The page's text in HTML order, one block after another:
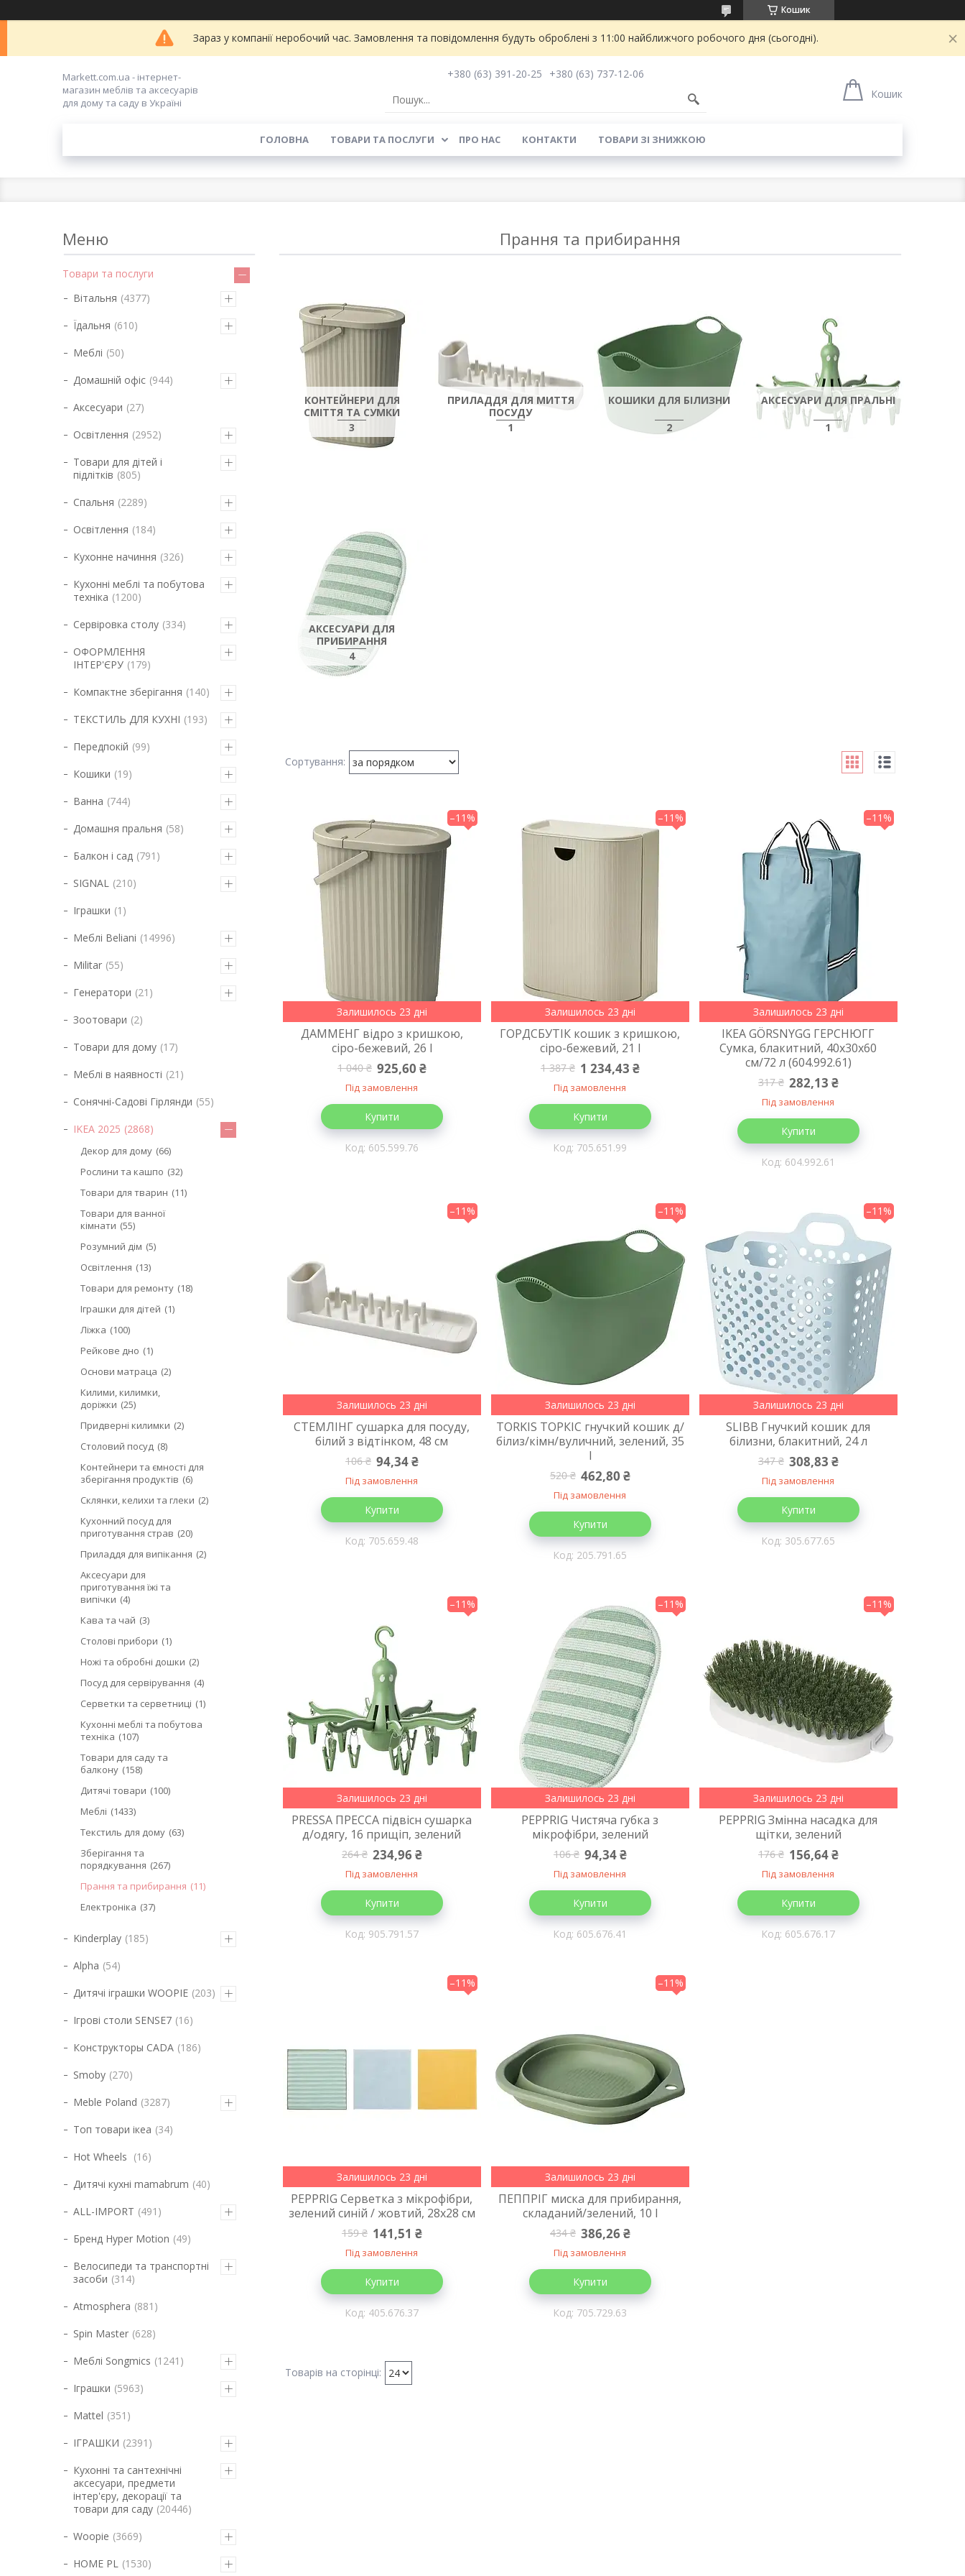
Кошик
Зараз у компанії неробочий час. Замовлення та повідомлення будуть оброблені з 11:00 найближчого робочого дня (сьогодні).
Markett.com.ua - інтернет-
магазин меблів та аксесуарів
для дому та саду в Україні
+380 (63) 391-20-25
+380 (63) 737-12-06
Кошик
ГОЛОВНА ТОВАРИ ТА ПОСЛУГИ ПРО НАС КОНТАКТИ ТОВАРИ ЗІ ЗНИЖКОЮ
Прання та прибирання
КОНТЕЙНЕРИ ДЛЯ
СМІТТЯ ТА СУМКИ
3
ПРИЛАДДЯ ДЛЯ МИТТЯ
ПОСУДУ
1
КОШИКИ ДЛЯ БІЛИЗНИ
2
АКСЕСУАРИ ДЛЯ ПРАЛЬНІ
1
АКСЕСУАРИ ДЛЯ
ПРИБИРАННЯ
4
–11%
Залишилось 23 дні
ДАММЕНГ відро з кришкою,
сіро-бежевий, 26 l
1 040 ₴ 925,60 ₴
Під замовлення
Купити
605.599.76
–11%
Залишилось 23 дні
ГОРДСБУТІК кошик з кришкою,
сіро-бежевий, 21 l
1 387 ₴ 1 234,43 ₴
Під замовлення
Купити
705.651.99
–11%
Залишилось 23 дні
IKEA GÖRSNYGG ГЕРСНЮГГ
Сумка, блакитний, 40x30x60
cм/72 л (604.992.61)
317 ₴ 282,13 ₴
Під замовлення
Купити
604.992.61
–11%
Залишилось 23 дні
СТЕМЛІНГ сушарка для посуду,
білий з відтінком, 48 см
106 ₴ 94,34 ₴
Під замовлення
Купити
705.659.48
–11%
Залишилось 23 дні
TORKIS ТОРКІС гнучкий кошик д/
білиз/кімн/вуличний, зелений, 35
l
520 ₴ 462,80 ₴
Під замовлення
Купити
205.791.65
–11%
Залишилось 23 дні
SLIBB Гнучкий кошик для
білизни, блакитний, 24 л
347 ₴ 308,83 ₴
Під замовлення
Купити
305.677.65
–11%
Залишилось 23 дні
PRESSA ПРЕССА підвісн сушарка
д/одягу, 16 прищіп, зелений
264 ₴ 234,96 ₴
Під замовлення
Купити
905.791.57
–11%
Залишилось 23 дні
PEPPRIG Чистяча губка з
мікрофібри, зелений
106 ₴ 94,34 ₴
Під замовлення
Купити
605.676.41
–11%
Залишилось 23 дні
PEPPRIG Змінна насадка для
щітки, зелений
176 ₴ 156,64 ₴
Під замовлення
Купити
605.676.17
–11%
Залишилось 23 дні
PEPPRIG Серветка з мікрофібри,
зелений синій / жовтий, 28x28 см
159 ₴ 141,51 ₴
Під замовлення
Купити
405.676.37
–11%
Залишилось 23 дні
ПЕППРІГ миска для прибирання,
складаний/зелений, 10 l
434 ₴ 386,26 ₴
Під замовлення
Купити
705.729.63
Товари та послуги
Вітальня 4377
Їдальня 610
Меблі 50
Домашній офіс 944
Аксесуари 27
Освітлення 2952
Товари для дітей і
підлітків 805
Спальня 2289
Освітлення 184
Кухонне начиння 326
Кухонні меблі та побутова
техніка 1200
Сервіровка столу 334
ОФОРМЛЕННЯ
ІНТЕР'ЄРУ 179
Компактне зберігання 140
ТЕКСТИЛЬ ДЛЯ КУХНІ 193
Передпокій 99
Кошики 19
Ванна 744
Домашня пральня 58
Балкон і сад 791
SIGNAL 210
Іграшки 1
Меблі Beliani 14996
Militar 55
Генератори 21
Зоотовари 2
Товари для дому 17
Меблі в наявності 21
Сонячні-Садові Гірлянди 55
IKEA 2025 2868
Декор для дому 66
Рослини та кашпо 32
Товари для тварин
11
Товари для ванної
кімнати 55
Розумний дім 5
Освітлення
13
Товари для ремонту 18
Іграшки для дітей
1
Ліжка
100
Рейкове дно
1
Основи матраца 2
Килими, килимки,
доріжки 25
Придверні килимки 2
Столовий посуд 8
Контейнери та ємності для
зберігання продуктів
6
Склянки, келихи та глеки 2
Кухонний посуд для
приготування страв 20
Приладдя для випікання 2
Аксесуари для
приготування їжі та
випічки 4
Кава та чай 3
Столові прибори
1
Ножі та обробні дошки 2
Посуд для сервірування 4
Серветки та серветниці
1
Кухонні меблі та побутова
техніка
107
Товари для саду та
балкону 158
Дитячі товари
100
Меблі
1433
Текстиль для дому 63
Зберігання та
порядкування 267
Прання та прибирання
11
Електроніка 37
Kinderplay 185
Alpha 54
Дитячі іграшки WOOPIE 203
Ігрові столи SENSE7 16
Конструкторы CADA 186
Smoby 270
Meble Poland 3287
Топ товари ікеа 34
Hot Wheels
16
Дитячі кухні mamabrum 40
ALL-IMPORT 491
Бренд Hyper Motion 49
Велосипеди та транспортні
засоби 314
Atmosphera 881
Spin Master 628
Меблі Songmics 1241
Іграшки 5963
Mattel 351
ІГРАШКИ 2391
Кухонні та сантехнічні
аксесуари, предмети
інтер'єру, декорації та
товари для саду 20446
Woopie 3669
HOME PL 1530